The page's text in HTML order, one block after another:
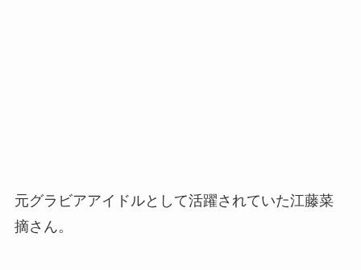
元グラビアアイドルとして活躍されていた江藤菜
摘さん。